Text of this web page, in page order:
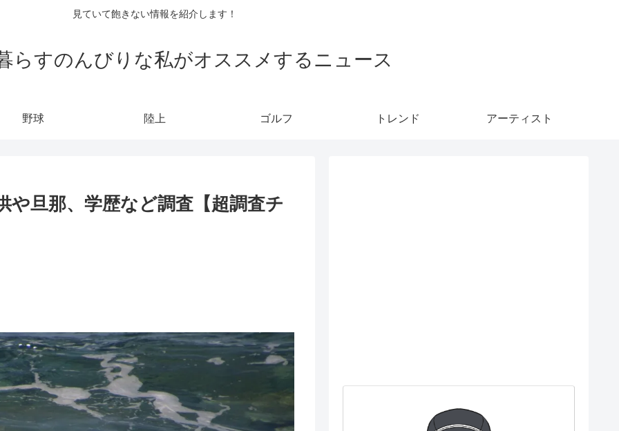
見ていて飽きない情報を紹介します！
らすのんびりな私がオススメするニュース
野球 陸上 ゴルフ トレンド アーティスト
や旦那、学歴など調査【超調査チ